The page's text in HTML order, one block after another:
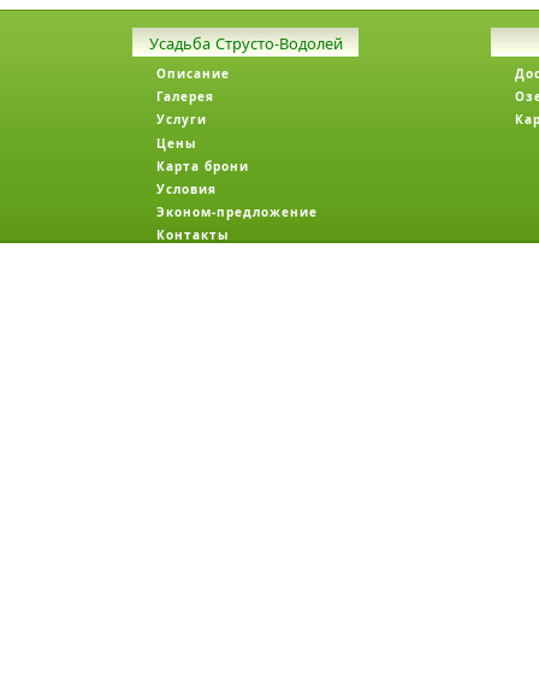
Усадьба Струсто-Водолей
Описание
Галерея
Услуги
Цены
Карта брони
Условия
Эконом-предложение
Контакты